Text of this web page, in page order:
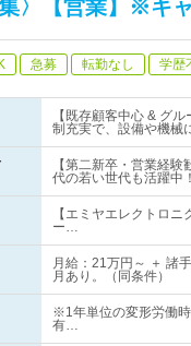
集〉【営業】※キ
急募 転勤なし 学歴
【既存顧客中心 & グ
制充実で、設備や機械
【第二新卒・営業経
代の若い世代も活躍
【エミヤエレクトロ
ー…
月給：21万円～ ＋ 諸
月あり。（同条件）
※1年単位の変形労働
有…